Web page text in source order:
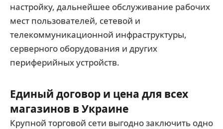
настройку, дальнейшее обслуживание рабочих
мест пользователей, сетевой и
телекоммуникационной инфраструктуры,
серверного оборудования и других
периферийных устройств.
Единый договор и цена для всех
магазинов в Украине
Крупной торговой сети выгодно заключить одно